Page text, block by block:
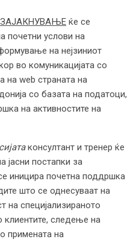
ќе се
почетни услови на
на нејзиниот
во комуникацијата со
на web страната на
со базата на податоци,
на активностите на
консултант и тренер ќе
јасни постапки за
иницира почетна поддршка
што се однесуваат на
на специјализираното
следење на
примената на